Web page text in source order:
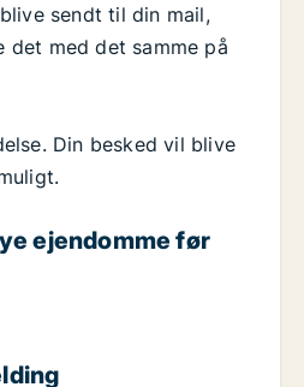
sendt til din mail,
det med det samme på
Din besked vil blive
ejendomme før